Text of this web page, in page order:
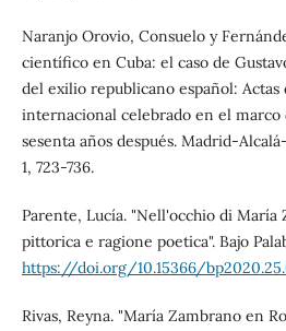
Naranjo Orovio, Consuelo y
científico en Cuba: el caso de
del exilio republicano español: Actas
internacional celebrado en el marco
sesenta años después. Madrid-
1, 723-736.
Parente, Lucía. "Nell'occhio di
pittorica e ragione poetica". Bajo
https://doi.org/10.15366/
Rivas, Reyna. "María Zambrano en